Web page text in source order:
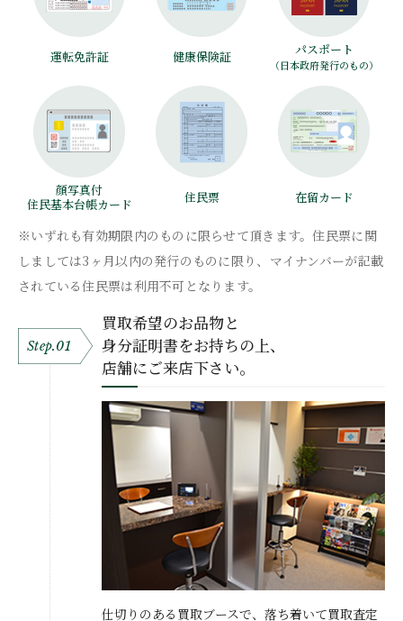
運転免許証 健康保険証 パスポート
（日本政府発行のもの）
顔写真付
住民基本台帳カード
住民票 在留カード
※いずれも有効期限内のものに限らせて頂きます。住民票に関
しましては3ヶ月以内の発行のものに限り、マイナンバーが記載
されている住民票は利用不可となります。
Step.01
買取希望のお品物と
身分証明書をお持ちの上、
店舗にご来店下さい。
仕切りのある買取ブースで、落ち着いて買取査定